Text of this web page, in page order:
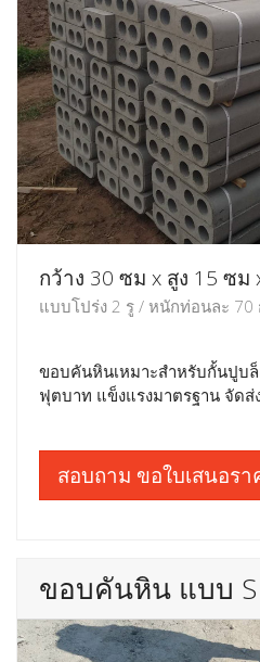
กว้าง 30 ซม x สูง 15 ซม
แบบโปร่ง 2 รู / หนักท่อนละ 70
ขอบคันหินเหมาะสำหรับกั้นปูบ
ฟุตบาท แข็งแรงมาตรฐาน จัดส่
สอบถาม ขอใบเสนอรา
ขอบคันหิน แบบ S